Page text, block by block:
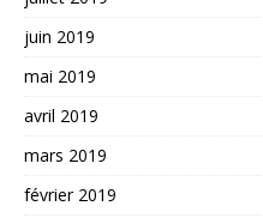
juin 2019
mai 2019
avril 2019
mars 2019
février 2019